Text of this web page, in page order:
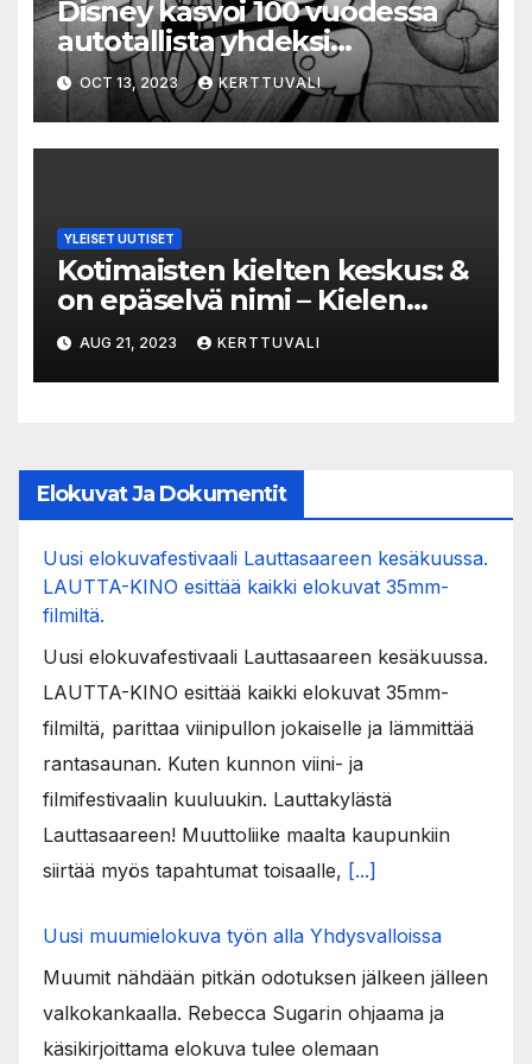
Disney kasvoi 100 vuodessa
autotallista yhdeksi
maailman suurimmista
media- ja
viihdeteollisuusyhtiöistä
OCT 13, 2023 KERTTUVALI
YLEISET UUTISET
Kotimaisten kielten keskus: &
on epäselvä nimi – Kielen
asiantuntija tyrmää Espoon
teatterin uuden nimen
AUG 21, 2023 KERTTUVALI
Elokuvat Ja Dokumentit
Uusi elokuvafestivaali Lauttasaareen kesäkuussa.
LAUTTA-KINO esittää kaikki elokuvat 35mm-
filmiltä.
Uusi elokuvafestivaali Lauttasaareen kesäkuussa.
LAUTTA-KINO esittää kaikki elokuvat 35mm-
filmiltä, parittaa viinipullon jokaiselle ja lämmittää
rantasaunan. Kuten kunnon viini- ja
filmifestivaalin kuuluukin. Lauttakylästä
Lauttasaareen! Muuttoliike maalta kaupunkiin
siirtää myös tapahtumat toisaalle, [...]
Uusi muumielokuva työn alla Yhdysvalloissa
Muumit nähdään pitkän odotuksen jälkeen jälleen
valkokankaalla. Rebecca Sugarin ohjaama ja
käsikirjoittama elokuva tulee olemaan